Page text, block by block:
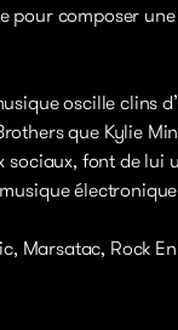
composer
oscille clins
que Kylie
sociaux, font de lui
Marsatac, Rock